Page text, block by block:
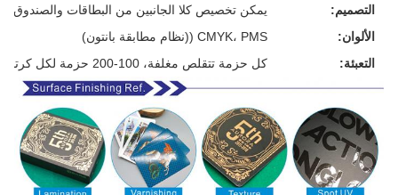
التصميم:
يمكن تخصيص كلا الجانبين من البطاقات والصندوق
الألوان:
CMYK، PMS ((نظام مطابقة بانتون)
التعبئة:
كل حزمة تتقلص مغلفة، 100-200 حزمة لكل كرتون